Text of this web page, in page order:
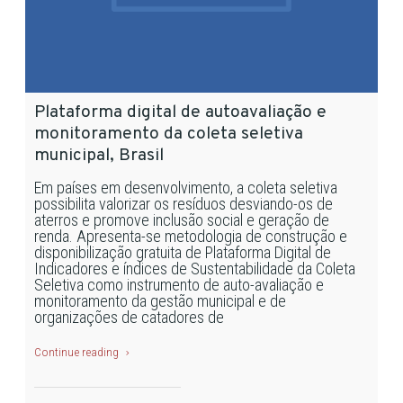
Plataforma digital de autoavaliação e
monitoramento da coleta seletiva
municipal, Brasil
Em países em desenvolvimento, a coleta seletiva
possibilita valorizar os resíduos desviando-os de
aterros e promove inclusão social e geração de
renda. Apresenta-se metodologia de construção e
disponibilização gratuita de Plataforma Digital de
Indicadores e índices de Sustentabilidade da Coleta
Seletiva como instrumento de auto-avaliação e
monitoramento da gestão municipal e de
organizações de catadores de
Continue reading